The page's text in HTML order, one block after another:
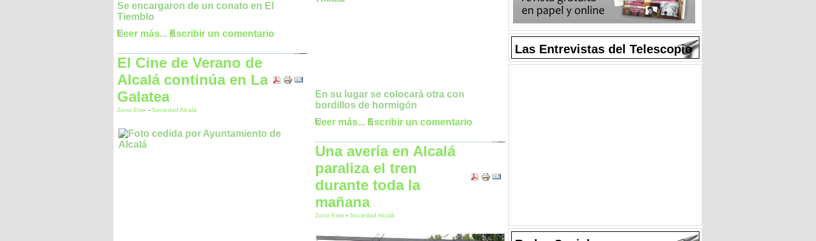
Se encargaron de un conato en El
Tiemblo
Leer más... Escribir un comentario
El Cine de Verano de
Alcalá continúa en La
Galatea
Zona Este - Sociedad Alcalá
En su lugar se colocará otra con
bordillos de hormigón
Leer más... Escribir un comentario
Una avería en Alcalá
paraliza el tren
durante toda la
mañana
Zona Este - Sociedad Alcalá
Las Entrevistas del Telescopio